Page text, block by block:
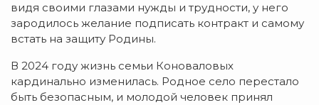
видя своими глазами нужды и трудности, у него
зародилось желание подписать контракт и самому
встать на защиту Родины.
В 2024 году жизнь семьи Коноваловых
кардинально изменилась. Родное село перестало
быть безопасным, и молодой человек принял